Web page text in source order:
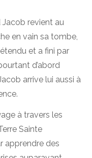
revient au
en vain sa tombe,
et a fini par
d’abord
arrive lui aussi à
à travers les
Sainte
apprendre des